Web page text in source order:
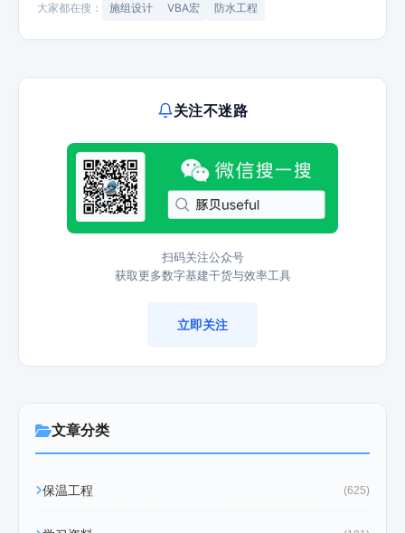
大家都在搜： 施组设计 VBA宏 防水工程
关注不迷路
扫码关注公众号
获取更多数字基建干货与效率工具
立即关注
文章分类
保温工程 (625)